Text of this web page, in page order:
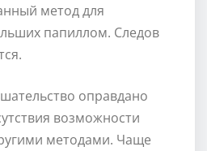
метод для
папиллом. Следов
оправдано
возможности
методами. Чаще